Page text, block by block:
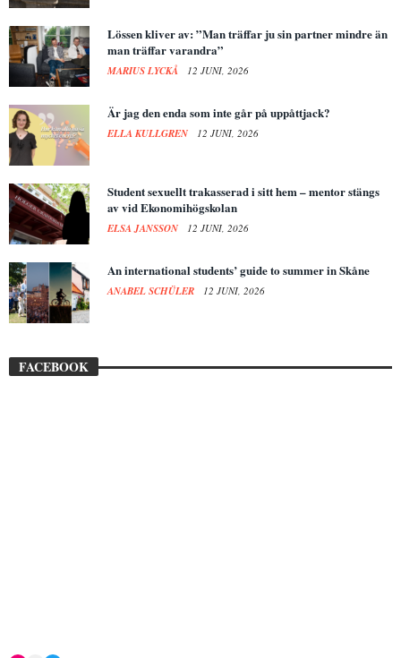
Lössen kliver av: ”Man träffar ju sin partner mindre än
man träffar varandra”
MARIUS LYCKÅ 12 JUNI, 2026
Är jag den enda som inte går på uppåttjack?
ELLA KULLGREN 12 JUNI, 2026
Student sexuellt trakasserad i sitt hem – mentor stängs
av vid Ekonomihögskolan
ELSA JANSSON 12 JUNI, 2026
An international students’ guide to summer in Skåne
ANABEL SCHÜLER 12 JUNI, 2026
FACEBOOK